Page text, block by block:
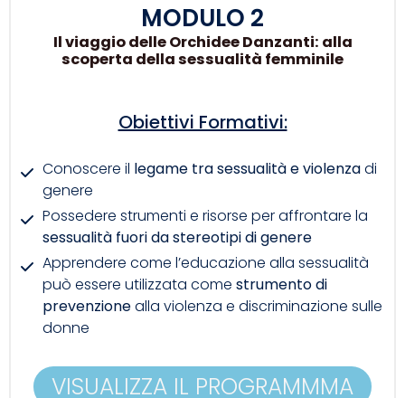
MODULO 2
Il viaggio delle Orchidee Danzanti: alla
scoperta della sessualità femminile
Obiettivi Formativi:
Conoscere il legame tra sessualità e violenzadi
genere
Possedere strumenti e risorse per affrontare la
sessualità fuori da stereotipi di genere
Apprendere come l’educazione alla sessualità
può essere utilizzata come strumento di
prevenzionealla violenza e discriminazione sulle
donne
VISUALIZZA IL PROGRAMMMA